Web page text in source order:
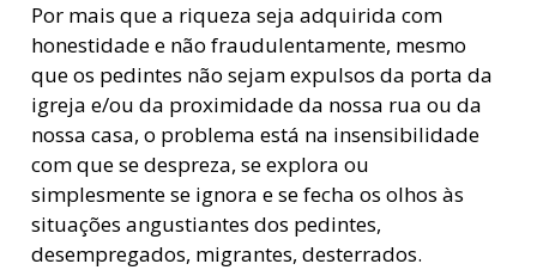
Por mais que a riqueza seja adquirida com
honestidade e não fraudulentamente, mesmo
que os pedintes não sejam expulsos da porta da
igreja e/ou da proximidade da nossa rua ou da
nossa casa, o problema está na insensibilidade
com que se despreza, se explora ou
simplesmente se ignora e se fecha os olhos às
situações angustiantes dos pedintes,
desempregados, migrantes, desterrados.